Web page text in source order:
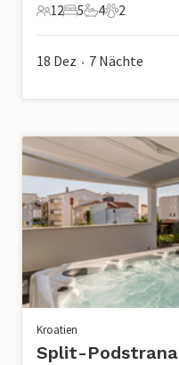
12 Gäste
12
5 Schlafzimmer
5
4 Badezimmer
4
2 Haustiere
2
18 Dez • 7 Nächte
Kroatien
Split-Podstrana